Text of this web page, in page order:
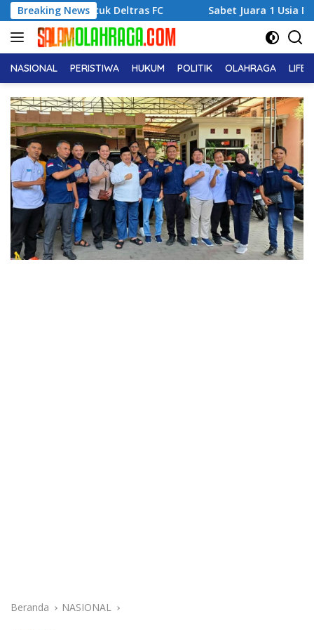
Langsung
ke
konten
Breaking News
untuk Deltras FC Sabet Juara 1 Usia Dini, Adena
NASIONAL PERISTIWA HUKUM POLITIK OLAHRAGA
Beranda NASIONAL